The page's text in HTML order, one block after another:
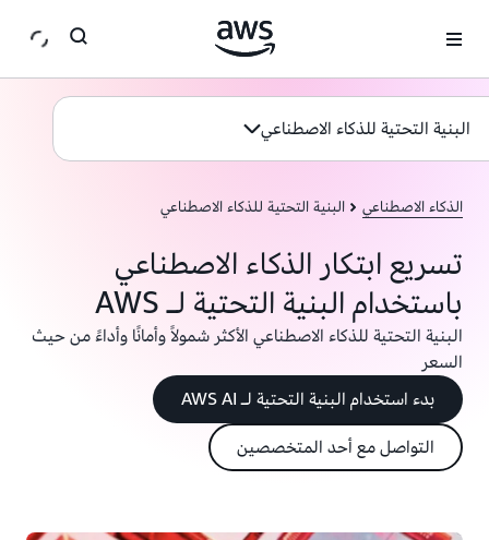
البنية التحتية للذكاء الاصطناعي
الذكاء الاصطناعي البنية التحتية للذكاء الاصطناعي
تسريع ابتكار الذكاء الاصطناعي
باستخدام البنية التحتية لـ AWS
البنية التحتية للذكاء الاصطناعي الأكثر شمولاً وأمانًا وأداءً من حيث
السعر
بدء استخدام البنية التحتية لـ AWS AI
التواصل مع أحد المتخصصين